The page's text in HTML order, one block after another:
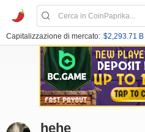
Capitalizzazione di mercato: $2,293.71 B
hehe